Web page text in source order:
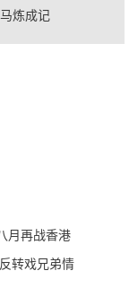
炼成记
月再战香港
转戏兄弟情